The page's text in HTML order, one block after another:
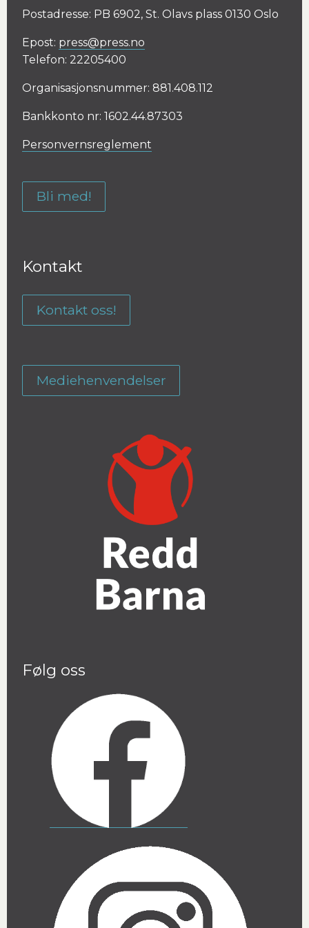
Postadresse: PB 6902, St. Olavs plass 0130 Oslo
Epost: press@press.no
Telefon: 22205400
Organisasjonsnummer: 881.408.112
Bankkonto nr: 1602.44.87303
Personvernsreglement
Bli med!
Kontakt
Kontakt oss!
Mediehenvendelser
Følg oss